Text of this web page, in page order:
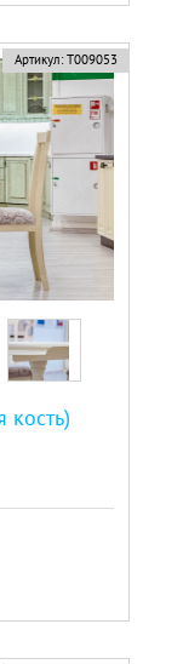
Артикул: Т009053
кость)